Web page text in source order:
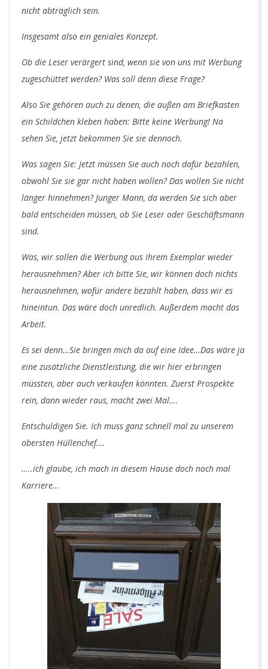
nicht abträglich sein.
Insgesamt also ein geniales Konzept.
Ob die Leser verärgert sind, wenn sie von uns mit Werbung
zugeschüttet werden? Was soll denn diese Frage?
Also Sie gehören auch zu denen, die außen am Briefkasten
ein Schildchen kleben haben: Bitte keine Werbung! Na
sehen Sie, jetzt bekommen Sie sie dennoch.
Was sagen Sie: Jetzt müssen Sie auch noch dafür bezahlen,
obwohl Sie sie gar nicht haben wollen? Das wollen Sie nicht
länger hinnehmen? Junger Mann, da werden Sie sich aber
bald entscheiden müssen, ob Sie Leser oder Geschäftsmann
sind.
Was, wir sollen die Werbung aus Ihrem Exemplar wieder
herausnehmen? Aber ich bitte Sie, wir können doch nichts
herausnehmen, wofür andere bezahlt haben, dass wir es
hineintun. Das wäre doch unredlich. Außerdem macht das
Arbeit.
Es sei denn…Sie bringen mich da auf eine Idee…Das wäre ja
eine zusätzliche Dienstleistung, die wir hier erbringen
müssten, aber auch verkaufen könnten. Zuerst Prospekte
rein, dann wieder raus, macht zwei Mal….
Entschuldigen Sie. Ich muss ganz schnell mal zu unserem
obersten Hüllenchef….
…..ich glaube, ich mach in diesem Hause doch noch mal
Karriere…